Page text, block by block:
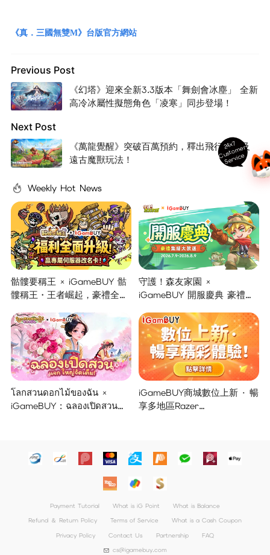
《真．三國無雙M》台版官方網站
Previous Post
《幻塔》迎來全新3.3版本「舞劍會冰塵」 全新
高冷冰屬性擬態角色「凌寒」同步登場！
Next Post
《萬龍覺醒》突破百萬預約，釋出飛行部隊及
遠古魔獸玩法！
Weekly Hot News
骷髏要稱王 × iGameBUY 骷
髏稱王・王者崛起，豪禮全面
守護！森友家園 ×
iGameBUY 開服慶典 豪禮集
โลกสวนดอกไม้ของฉัน ×
iGameBUY : ฉลองเปิดสวน
iGameBUY商城數位上新 · 暢
享多地區Razer
Payment Tutorial What is iG Point
What is Balance
Refund ＆ Return Policy
Terms of Service
What is a Cash Coupon
Privacy Policy
Contact Us Partnership
FAQ
cs@igamebuy.com
24x7
C
ust
o
m
er
S
ervi
c
e